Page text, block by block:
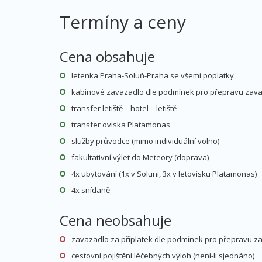
Termíny a ceny
Cena obsahuje
letenka Praha-Soluň-Praha se všemi poplatky
kabinové zavazadlo dle podmínek pro přepravu
transfer letiště – hotel – letiště
transfer oviska Platamonas
služby průvodce (mimo individuální volno)
fakultativní výlet do Meteory (doprava)
4x ubytování (1x v Soluni, 3x v letovisku Platamonas)
4x snídaně
Cena neobsahuje
zavazadlo za příplatek dle podmínek pro přepravu
cestovní pojištění léčebných výloh (není-li sjednáno)